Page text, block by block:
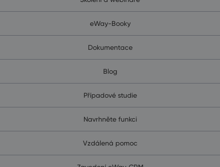
eWay-Booky
Dokumentace
Blog
Případové studie
Navrhněte funkci
Vzdálená pomoc